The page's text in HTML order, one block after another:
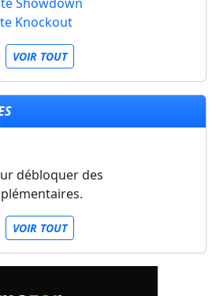
Knockout
VOIR TOUT
débloquer des
VOIR TOUT